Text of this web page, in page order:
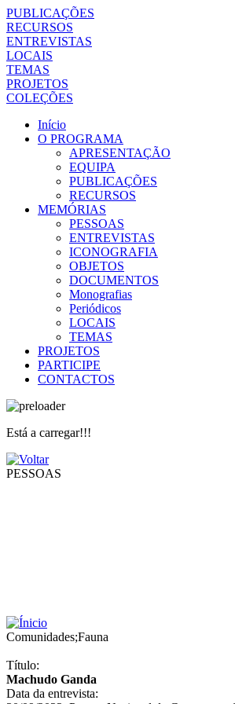
PUBLICAÇÕES
RECURSOS
ENTREVISTAS
LOCAIS
TEMAS
PROJETOS
COLEÇÕES
Início
O PROGRAMA
APRESENTAÇÃO
EQUIPA
PUBLICAÇÕES
RECURSOS
MEMÓRIAS
PESSOAS
ENTREVISTAS
ICONOGRAFIA
OBJETOS
DOCUMENTOS
Monografias
Periódicos
LOCAIS
TEMAS
PROJETOS
PARTICIPE
CONTACTOS
Está a carregar!!!
PESSOAS
Comunidades;Fauna
Título:
Machudo Ganda
Data da entrevista: